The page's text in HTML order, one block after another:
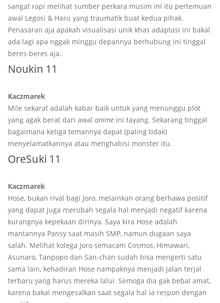
sangat rapi melihat sumber perkara musim ini itu pertemuan
awal Legosi & Haru yang traumatik buat kedua pihak.
Penasaran aja apakah visualisasi unik khas adaptasi ini bakal
ada lagi apa nggak minggu depannya berhubung ini tinggal
beres-beres aja.
Noukin 11
Kaczmarek
Mile sekarat adalah kabar baik untuk yang menunggu plot
yang agak berat dari awal anime ini tayang. Sekarang tinggal
bagaimana ketiga temannya dapat (paling tidak)
menyelamatkannya atau menghabisi monster itu.
OreSuki 11
Kaczmarek
Hose, bukan rival bagi Joro, melainkan orang berhawa positif
yang dapat juga merubah segala hal menjadi negatif karena
kurangnya kepekaan dirinya. Saya kira Hose adalah
mantannya Pansy saat masih SMP, namun dugaan saya
salah. Melihat kolega Joro semacam Cosmos, Himawari,
Asunaro, Tanpopo dan San-chan sudah bisa mengerti satu
sama lain, kehadiran Hose nampaknya menjadi jalan terjal
terbaru yang harus mereka lalui. Semoga dia gak bebal amat,
karena bakal mengesalkan saat segala hal ia respon dengan